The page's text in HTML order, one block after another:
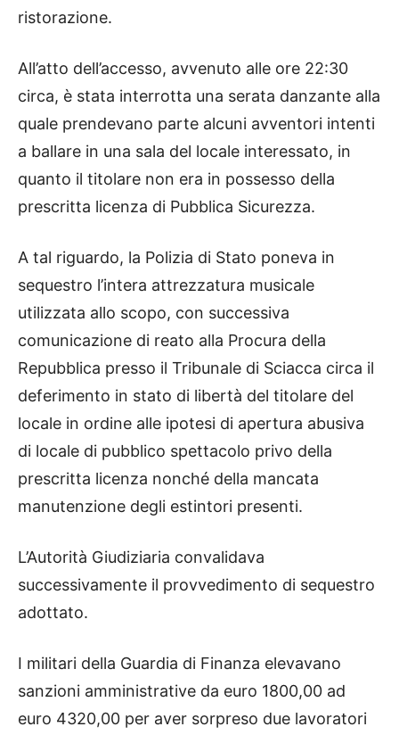
ristorazione.
All’atto dell’accesso, avvenuto alle ore 22:30
circa, è stata interrotta una serata danzante alla
quale prendevano parte alcuni avventori intenti
a ballare in una sala del locale interessato, in
quanto il titolare non era in possesso della
prescritta licenza di Pubblica Sicurezza.
A tal riguardo, la Polizia di Stato poneva in
sequestro l’intera attrezzatura musicale
utilizzata allo scopo, con successiva
comunicazione di reato alla Procura della
Repubblica presso il Tribunale di Sciacca circa il
deferimento in stato di libertà del titolare del
locale in ordine alle ipotesi di apertura abusiva
di locale di pubblico spettacolo privo della
prescritta licenza nonché della mancata
manutenzione degli estintori presenti.
L’Autorità Giudiziaria convalidava
successivamente il provvedimento di sequestro
adottato.
I militari della Guardia di Finanza elevavano
sanzioni amministrative da euro 1800,00 ad
euro 4320,00 per aver sorpreso due lavoratori